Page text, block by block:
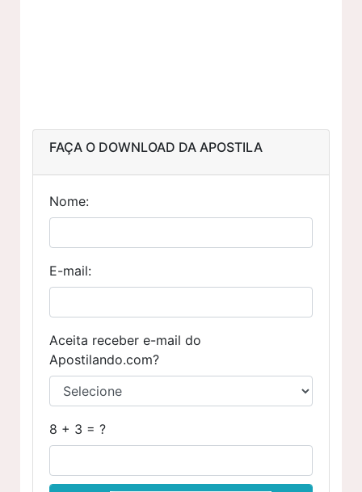
FAÇA O DOWNLOAD DA APOSTILA
Nome:
E-mail:
Aceita receber e-mail do
Apostilando.com?
8 + 3 = ?